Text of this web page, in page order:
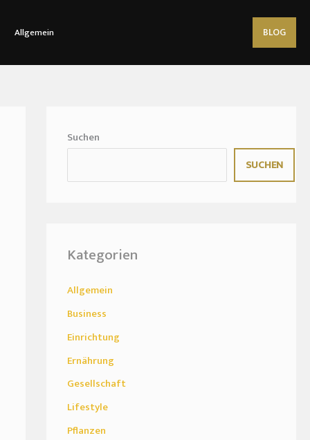
Allgemein BLOG
Suchen
SUCHEN
Kategorien
Allgemein
Business
Einrichtung
Ernährung
Gesellschaft
Lifestyle
Pflanzen